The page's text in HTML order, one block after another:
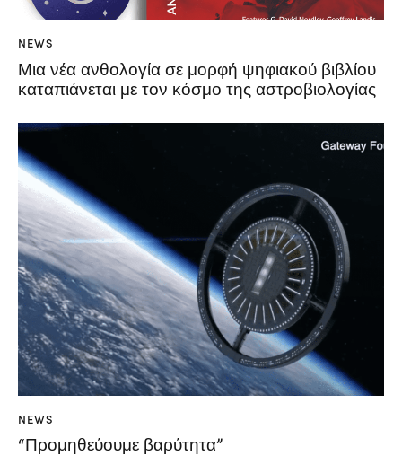
NEWS
Μια νέα ανθολογία σε μορφή ψηφιακού βιβλίου
καταπιάνεται με τον κόσμο της αστροβιολογίας
NEWS
“Προμηθεύουμε βαρύτητα”